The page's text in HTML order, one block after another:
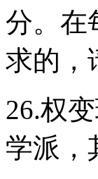
分。在
求的，
26.权
学派，